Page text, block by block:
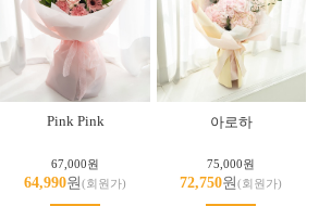
Pink Pink
67,000원
64,990원(회원가)
아로하
75,000원
72,750원(회원가)